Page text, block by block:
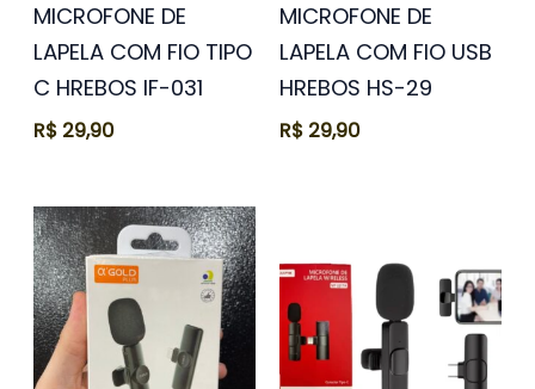
MICROFONE DE
LAPELA COM FIO TIPO
C HREBOS IF-031
R$ 29,90
MICROFONE DE
LAPELA COM FIO USB
HREBOS HS-29
R$ 29,90